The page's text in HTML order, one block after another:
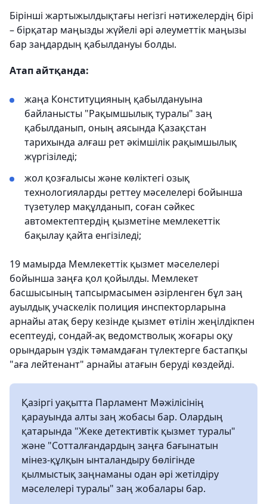
Бірінші жартыжылдықтағы негізгі нәтижелердің бірі
– бірқатар маңызды жүйелі әрі әлеуметтік маңызы
бар заңдардың қабылдануы болды.
Атап айтқанда:
жаңа Конституцияның қабылдануына
байланысты "Рақымшылық туралы" заң
қабылданып, оның аясында Қазақстан
тарихында алғаш рет әкімшілік рақымшылық
жүргізіледі;
жол қозғалысы және көліктегі озық
технологияларды реттеу мәселелері бойынша
түзетулер мақұлданып, соған сәйкес
автомектептердің қызметіне мемлекеттік
бақылау қайта енгізіледі;
19 мамырда Мемлекеттік қызмет мәселелері
бойынша заңға қол қойылды. Мемлекет
басшысының тапсырмасымен әзірленген бұл заң
ауылдық учаскелік полиция инспекторларына
арнайы атақ беру кезінде қызмет өтілін жеңілдікпен
есептеуді, сондай-ақ ведомстволық жоғары оқу
орындарын үздік тәмамдаған түлектерге бастапқы
"аға лейтенант" арнайы атағын беруді көздейді.
Қазіргі уақытта Парламент Мәжілісінің
қарауында алты заң жобасы бар. Олардың
қатарында "Жеке детективтік қызмет туралы"
және "Сотталғандардың заңға бағынатын
мінез-құлқын ынталандыру бөлігінде
қылмыстық заңнаманы одан әрі жетілдіру
мәселелері туралы" заң жобалары бар.